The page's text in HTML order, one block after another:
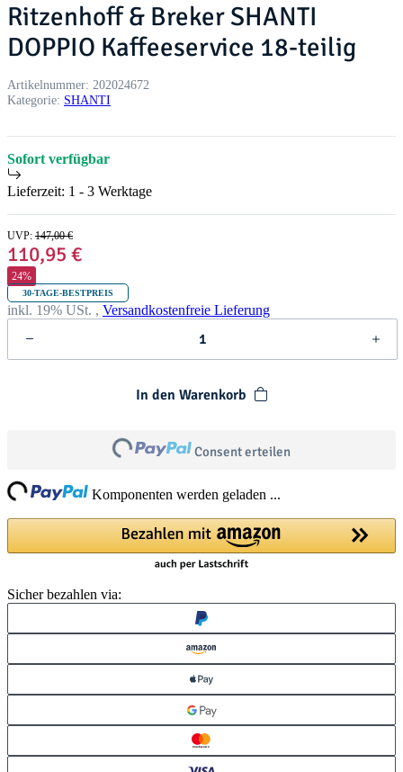
Ritzenhoff & Breker SHANTI
DOPPIO Kaffeeservice 18-teilig
Artikelnummer: 202024672
Kategorie: SHANTI
Sofort verfügbar
Lieferzeit: 1 - 3 Werktage
UVP: 147,00 €
110,95 €
24%
30-TAGE-BESTPREIS
inkl. 19% USt. , Versandkostenfreie Lieferung
In den Warenkorb
Loading... Consent erteilen
Komponenten werden geladen ...
Sicher bezahlen via: